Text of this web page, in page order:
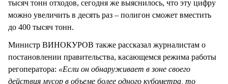
тысяч тонн отходов, сегодня же выяснилось, что эту цифру
можно увеличить в десять раз – полигон сможет вместить
до 400 тысяч тонн.
Министр ВИНОКУРОВ также рассказал журналистам о
постановлении правительства, касающемся режима работы
регоператора: «Если он обнаруживает в зоне своего
действия мусор в объеме более одного кубометра, то